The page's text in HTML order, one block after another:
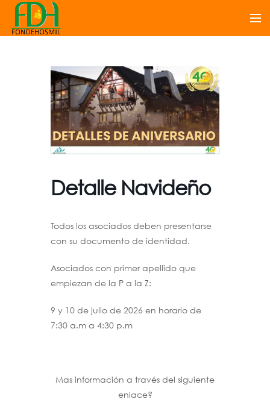
Detalle Navideño
Todos los asociados deben presentarse
con su documento de identidad.
Asociados con primer apellido que
empiezan de la P a la Z:
9 y 10 de julio de 2026 en horario de
7:30 a.m a 4:30 p.m
Mas información a través del siguiente
enlace?